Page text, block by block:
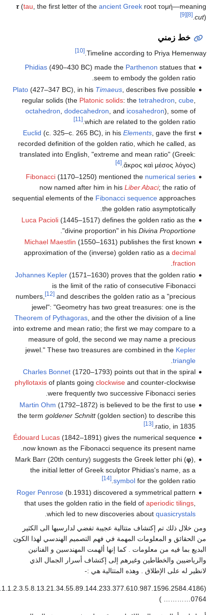
τ(tau, the first letter of theancient
Timeline
[10]
Phidias(490–430 BC) made the
seem to
Plato(427–347 BC), in hisTimaeus
regular solids (thePlatonic solids
octahedron,dodecahedron, and
which are
Euclid (c. 325–c. 265 BC), in his
recorded definition of the golden
translated into English, "extreme and
Fibonacci(1170–1250) mentioned
now named after him in his
sequential elements of theFibonacci
the golden
Luca Pacioli(1445–1517) defines
"divine proportion" in
.
Michael Maestlin(1550–1631)
approximation of the (inverse)
Johannes Kepler(1571–1630) proves
is the limit of the ratio of
numbers,
and describes the golden
jewel": "Geometry has two great
Theorem of Pythagoras, and the other
into extreme and mean ratio; the first
measure of gold, the second we
jewel." These two treasures are
Charles Bonnet(1720–1793) points
phyllotaxisof plants goingclockwise
were frequently two
Martin Ohm(1792–1872) is believed
the termgoldener Schnitt(golden
Édouard Lucas(1842–1891) gives the
now known as the Fibonacci
Mark Barr (20th century) suggests the
the initial letter of Greek sculptor
symbol
[14]
Roger Penrose(b.1931) discovered a
that uses the golden ratio in the
which led to new
.
عجيبة تفضي لدارسيها الى الكثير
في فهم التصميم الهندسي لهذا الكون
. كما إنها ألهمت المهندسين و الفنانين
إلى إكتشاف أسرار الجمال الذي
المتتالية هي :-
(0.1.1.2.3.5.8.13.21.34.55.89.144.233.377.610.987.1596.2584.4186،